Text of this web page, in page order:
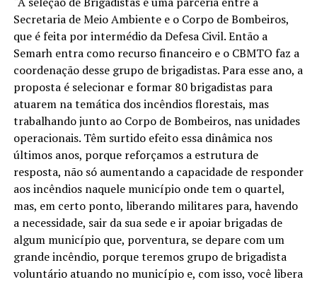
Secretaria de Meio Ambiente e o Corpo de Bombeiros,
que é feita por intermédio da Defesa Civil. Então a
Semarh entra como recurso financeiro e o CBMTO faz a
coordenação desse grupo de brigadistas. Para esse ano, a
proposta é selecionar e formar 80 brigadistas para
atuarem na temática dos incêndios florestais, mas
trabalhando junto ao Corpo de Bombeiros, nas unidades
operacionais. Têm surtido efeito essa dinâmica nos
últimos anos, porque reforçamos a estrutura de
resposta, não só aumentando a capacidade de responder
aos incêndios naquele município onde tem o quartel,
mas, em certo ponto, liberando militares para, havendo
a necessidade, sair da sua sede e ir apoiar brigadas de
algum município que, porventura, se depare com um
grande incêndio, porque teremos grupo de brigadista
voluntário atuando no município e, com isso, você libera